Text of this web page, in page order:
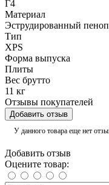
Г4
Материал
Эструдированный
Тип
XPS
Форма выпуска
Плиты
Вес брутто
11 кг
Отзывы покупателей
Добавить отзыв
У данного товара еще нет
Добавить отзыв
Оцените товар: